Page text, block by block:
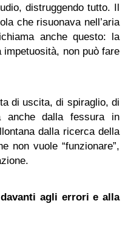
distruggendo tutto. Il
che risuonava nell’aria
anche questo: la
non può fare
di uscita, di spiraglio, di
anche dalla fessura in
dalla ricerca della
non vuole “funzionare”,
agli errori e alla